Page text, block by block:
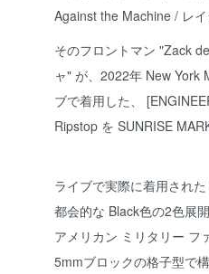
Against the Machine / レイ
そのフロントマン "Zack
ャ" が、2022年 New York
ブで着用した、
Ripstop を SUNRISE
ライブで実際に着用され
都会的な Black色の2色展開
アメリカン ミリタリー フ
5mmブロックの格子型で